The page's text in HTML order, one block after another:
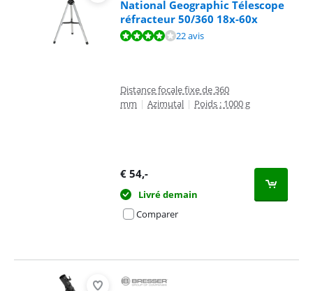
National Geographic Télescope
réfracteur 50/360 18x-60x
La note est de 8,1 sur 10, basée sur 22 avis.22 avis
Distance focale fixe de 360
mm | Azimutal | Poids : 1000 g
€ 54,-
Livré demain
Comparer